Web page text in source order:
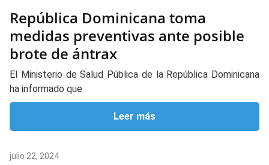
República Dominicana toma
medidas preventivas ante posible
brote de ántrax
El Ministerio de Salud Pública de la República Dominicana
ha informado que
Leer más
julio 22, 2024